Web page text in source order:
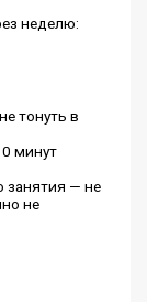
неделю:
тонуть в
минут
занятия — не
не